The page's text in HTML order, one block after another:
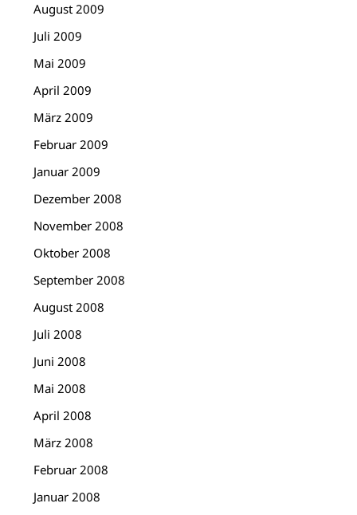
August 2009
Juli 2009
Mai 2009
April 2009
März 2009
Februar 2009
Januar 2009
Dezember 2008
November 2008
Oktober 2008
September 2008
August 2008
Juli 2008
Juni 2008
Mai 2008
April 2008
März 2008
Februar 2008
Januar 2008